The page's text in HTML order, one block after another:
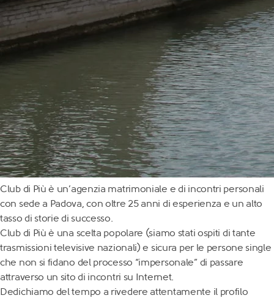
Club di Più è un’agenzia matrimoniale e di incontri personali
con sede a Padova, con oltre 25 anni di esperienza e un alto
tasso di storie di successo.
Club di Più è una scelta popolare (siamo stati ospiti di tante
trasmissioni televisive nazionali) e sicura per le persone single
che non si fidano del processo “impersonale” di passare
attraverso un sito di incontri su Internet.
Dedichiamo del tempo a rivedere attentamente il profilo